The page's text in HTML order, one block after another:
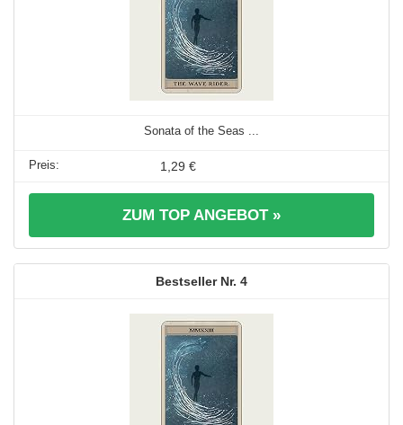
Sonata of the Seas ...
1,29 €
ZUM TOP ANGEBOT »
4